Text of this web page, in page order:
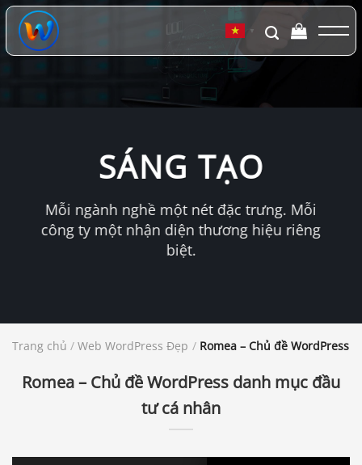
Chuyển
đến
dung
▼
SÁNG TẠO
Mỗi ngành nghề một nét đặc trưng. Mỗi
công ty một nhận diện thương hiệu riêng
biệt.
Trang chủ / Web WordPress Đẹp / Romea – Chủ đề WordPress
Romea – Chủ đề WordPress danh mục đầu
tư cá nhân